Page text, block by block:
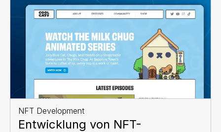
NFT Development
Entwicklung von NFT-